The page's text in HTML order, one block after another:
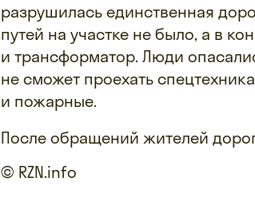
разрушилась единственная
путей на участке не было, а в
и трансформатор. Люди
не сможет проехать
и пожарные.
После обращений жителей
© RZN.info